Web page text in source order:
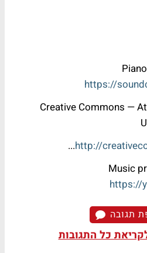
https://
Creative Commons —
http://
...
Music
https://
תגובה
כל התגובות